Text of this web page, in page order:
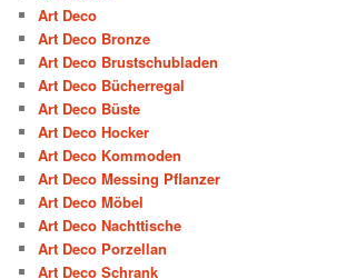
Art Deco
Art Deco Bronze
Art Deco Brustschubladen
Art Deco Bücherregal
Art Deco Büste
Art Deco Hocker
Art Deco Kommoden
Art Deco Messing Pflanzer
Art Deco Möbel
Art Deco Nachttische
Art Deco Porzellan
Art Deco Schrank